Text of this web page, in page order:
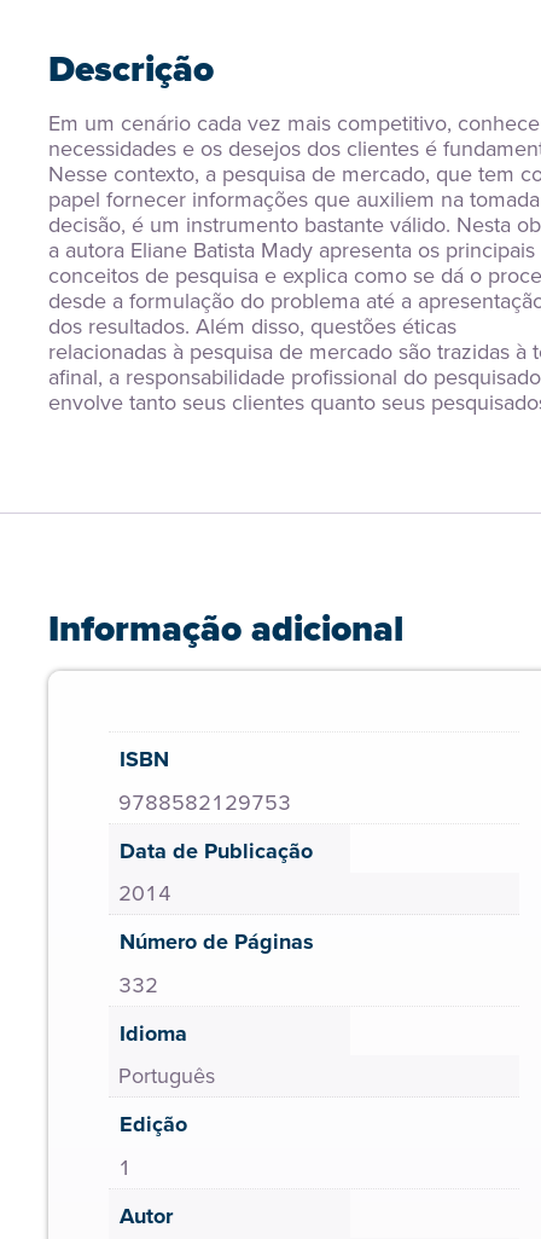
Descrição
Em um cenário cada vez mais competitivo,
necessidades e os desejos dos clientes é
Nesse contexto, a pesquisa de mercado, que tem
papel fornecer informações que auxiliem na
decisão, é um instrumento bastante válido. Nesta
a autora Eliane Batista Mady apresenta os principais
conceitos de pesquisa e explica como se dá o
desde a formulação do problema até a
dos resultados. Além disso, questões éticas
relacionadas à pesquisa de mercado são trazidas à
afinal, a responsabilidade profissional do
envolve tanto seus clientes quanto seus
Informação adicional
ISBN
9788582129753
Data de Publicação
2014
Número de Páginas
332
Idioma
Português
Edição
1
Autor